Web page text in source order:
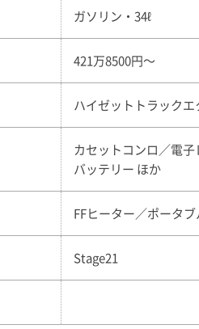
ガソリン・34ℓ
421万8500円〜
ハイゼットトラック
カセットコンロ／電
バッテリー ほか
FFヒーター／ポータ
Stage21